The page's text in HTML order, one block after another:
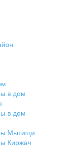
в дом
в дом
Мытищи
Киржач